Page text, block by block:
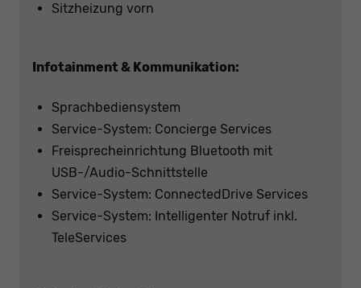
Sitzheizung vorn
Infotainment & Kommunikation:
Sprachbediensystem
Service-System: Concierge Services
Freisprecheinrichtung Bluetooth mit
USB-/Audio-Schnittstelle
Service-System: ConnectedDrive Services
Service-System: Intelligenter Notruf inkl.
TeleServices